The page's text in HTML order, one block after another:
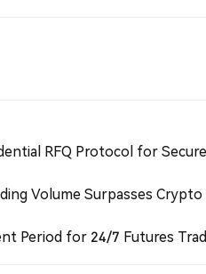
RFQ Protocol for
Volume Surpasses
Period for 24/7 Futures